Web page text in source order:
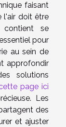
faisant
l'air doit être
se
pour
au sein de
approfondir
solutions
page ici
Les
des
et ajuster